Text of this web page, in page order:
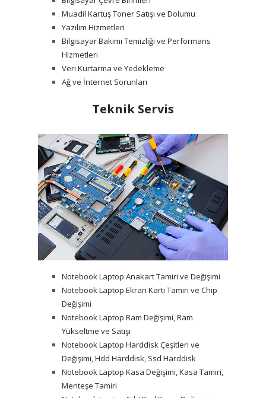
Muadil Kartuş Toner Satışı ve Dolumu
Yazılım Hizmetleri
Bilgisayar Bakımı Temizliği ve Performans
Hizmetleri
Veri Kurtarma ve Yedekleme
Ağ ve İnternet Sorunları
Teknik Servis
Notebook Laptop Anakart Tamiri ve Değişimi
Notebook Laptop Ekran Kartı Tamiri ve Chip
Değişimi
Notebook Laptop Ram Değişimi, Ram
Yükseltme ve Satışı
Notebook Laptop Harddisk Çeşitleri ve
Değişimi, Hdd Harddisk, Ssd Harddisk
Notebook Laptop Kasa Değişimi, Kasa Tamiri,
Menteşe Tamiri